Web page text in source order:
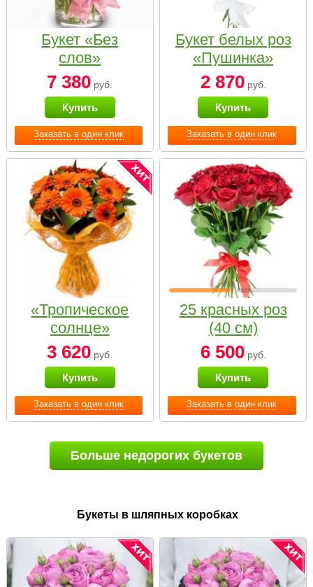
Заказать в один клик
Букет «Без
слов»
7 380 руб.
Купить
Заказать в один клик
Букет белых роз
«Пушинка»
2 870руб.
Купить
Заказать в один клик
«Тропическое
солнце»
3 620 руб.
Купить
Заказать в один клик
25 красных роз
(40 см)
6 500руб.
Купить
Больше недорогих букетов
Букеты в шляпных коробках